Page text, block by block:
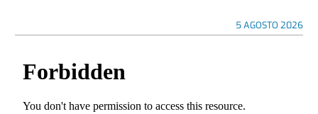
5 AGOSTO 2026